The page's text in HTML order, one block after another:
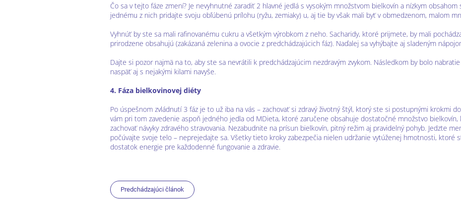
Čo sa v tejto fáze zmení? Je nevyhnutné zaradiť 2 hlavné jedlá s vysokým množstvom bielkovín a nízkym obsahom
jednému z nich pridajte svoju obľúbenú prílohu (ryžu, zemiaky) u, aj tie by však mali byť v obmedzenom, malom
Vyhnúť by ste sa mali rafinovanému cukru a všetkým výrobkom z neho. Sacharidy, ktoré prijmete, by mali
prirodzene obsahujú (zakázaná zelenina a ovocie z predchádzajúcich fáz). Naďalej sa vyhýbajte aj sladeným
Dajte si pozor najmä na to, aby ste sa nevrátili k predchádzajúcim nezdravým zvykom. Následkom by bolo
naspäť aj s nejakými kilami navyše.
4. Fáza bielkovinovej diéty
Po úspešnom zvládnutí 3 fáz je to už iba na vás – zachovať si zdravý životný štýl, ktorý ste si postupnými krokmi
vám pri tom zavedenie aspoň jedného jedla od MDieta, ktoré zaručene obsahuje dostatočné množstvo
zachovať návyky zdravého stravovania. Nezabudnite na prísun bielkovín, pitný režim aj pravidelný pohyb. Jedzte
počúvajte svoje telo – neprejedajte sa. Všetky tieto kroky zabezpečia nielen udržanie vytúženej hmotnosti, ktoré
dostatok energie pre každodenné fungovanie a zdravie.
Predchádzajúci článok